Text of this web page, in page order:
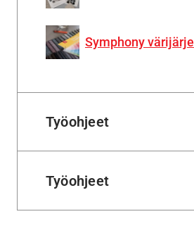
Symphony
Työohjeet
Työohjeet